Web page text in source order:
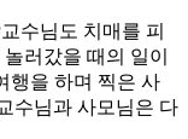
수님도 치매를 피
러갔을 때의 일이
행을 하며 찍은 사
수님과 사모님은 다